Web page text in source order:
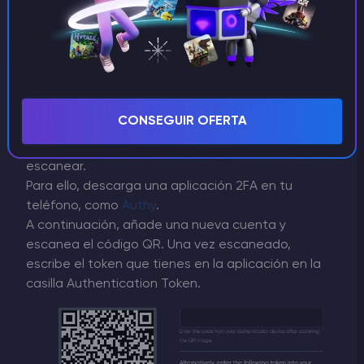
aplicaciones de Android o iOS.
2FA en el panel de juego
Para configurar 2FA en el área del panel de juego,
en Configurar dos factores para
que aparezca un código QR que puedas
escanear.
Para ello, descarga una aplicación 2FA en tu
teléfono, como Authy.
A continuación, añade una nueva cuenta y
escanea el código QR. Una vez escaneado,
escribe el token que tienes en la aplicación en la
casilla Authentication Token.
CONSEGUIR OFERTA